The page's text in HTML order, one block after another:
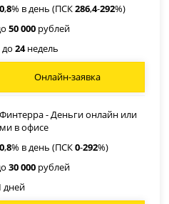
0,8% в день (ПСК286,4-292%)
50 000 рублей
до24недель
Онлайн-заявка
- Деньги онлайн или
в офисе
0,8% в день (ПСК0-292%)
30 000 рублей
дней